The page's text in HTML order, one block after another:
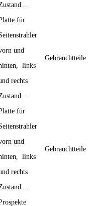
für
und
links
rechts
Gebrauchtteile
für
und
links
rechts
Gebrauchtteile